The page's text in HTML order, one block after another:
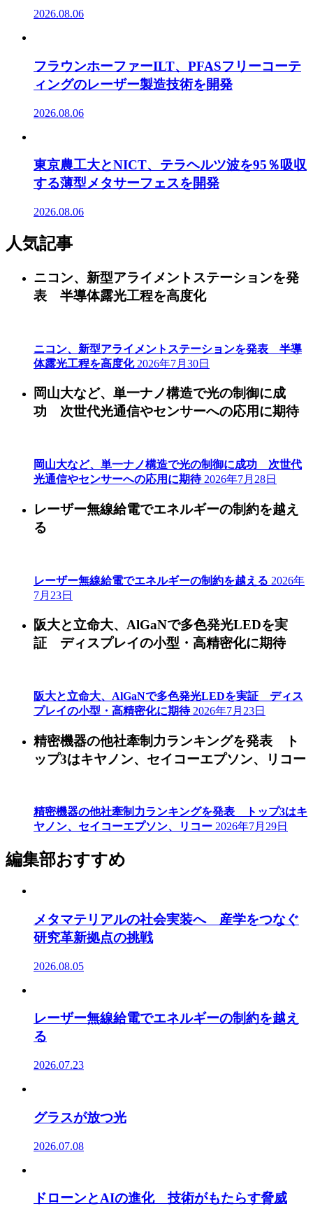
2026.08.06
フラウンホーファーILT、PFASフリーコーテ
ィングのレーザー製造技術を開発
2026.08.06
東京農工大とNICT、テラヘルツ波を95％吸収
する薄型メタサーフェスを開発
2026.08.06
人気記事
ニコン、新型アライメントステーションを発
表 半導体露光工程を高度化
ニコン、新型アライメントステーションを発表 半導
体露光工程を高度化 2026年7月30日
岡山大など、単一ナノ構造で光の制御に成
功 次世代光通信やセンサーへの応用に期待
岡山大など、単一ナノ構造で光の制御に成功 次世代
光通信やセンサーへの応用に期待 2026年7月28日
レーザー無線給電でエネルギーの制約を越え
る
レーザー無線給電でエネルギーの制約を越える 2026年
7月23日
阪大と立命大、AlGaNで多色発光LEDを実
証 ディスプレイの小型・高精密化に期待
阪大と立命大、AlGaNで多色発光LEDを実証 ディス
プレイの小型・高精密化に期待 2026年7月23日
精密機器の他社牽制力ランキングを発表 ト
ップ3はキヤノン、セイコーエプソン、リコー
精密機器の他社牽制力ランキングを発表 トップ3はキ
ヤノン、セイコーエプソン、リコー 2026年7月29日
編集部おすすめ
メタマテリアルの社会実装へ 産学をつなぐ
研究革新拠点の挑戦
2026.08.05
レーザー無線給電でエネルギーの制約を越え
る
2026.07.23
グラスが放つ光
2026.07.08
ドローンとAIの進化 技術がもたらす脅威